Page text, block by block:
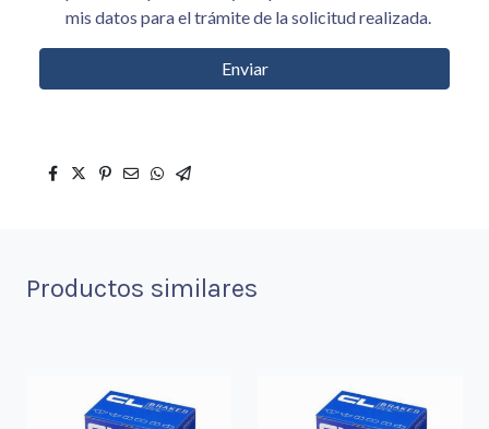
mis datos para el trámite de la solicitud realizada.
Enviar
Productos similares